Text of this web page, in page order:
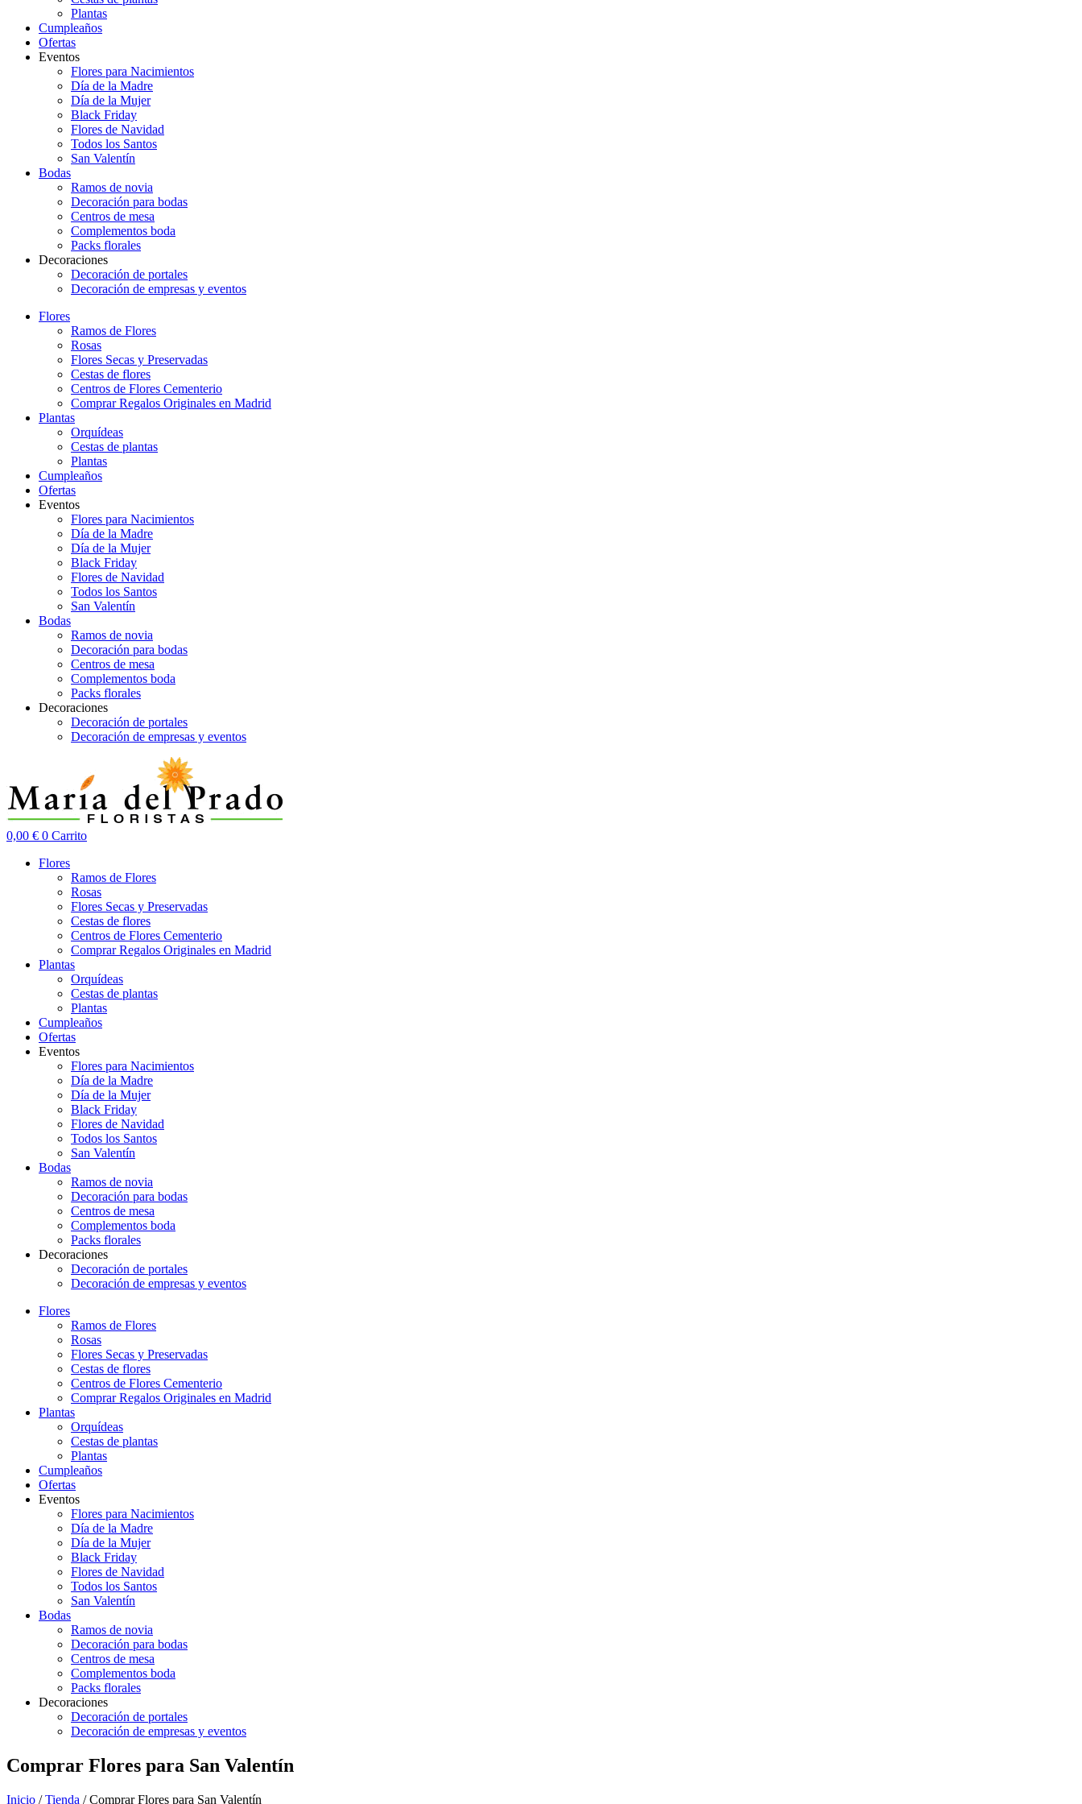
Plantas
Cumpleaños
Ofertas
Eventos
Flores para Nacimientos
Día de la Madre
Día de la Mujer
Black Friday
Flores de Navidad
Todos los Santos
San Valentín
Bodas
Ramos de novia
Decoración para bodas
Centros de mesa
Complementos boda
Packs florales
Decoraciones
Decoración de portales
Decoración de empresas y eventos
Flores
Ramos de Flores
Rosas
Flores Secas y Preservadas
Cestas de flores
Centros de Flores Cementerio
Comprar Regalos Originales en Madrid
Plantas
Orquídeas
Cestas de plantas
Plantas
Cumpleaños
Ofertas
Eventos
Flores para Nacimientos
Día de la Madre
Día de la Mujer
Black Friday
Flores de Navidad
Todos los Santos
San Valentín
Bodas
Ramos de novia
Decoración para bodas
Centros de mesa
Complementos boda
Packs florales
Decoraciones
Decoración de portales
Decoración de empresas y eventos
0,00 € 0 Carrito
Flores
Ramos de Flores
Rosas
Flores Secas y Preservadas
Cestas de flores
Centros de Flores Cementerio
Comprar Regalos Originales en Madrid
Plantas
Orquídeas
Cestas de plantas
Plantas
Cumpleaños
Ofertas
Eventos
Flores para Nacimientos
Día de la Madre
Día de la Mujer
Black Friday
Flores de Navidad
Todos los Santos
San Valentín
Bodas
Ramos de novia
Decoración para bodas
Centros de mesa
Complementos boda
Packs florales
Decoraciones
Decoración de portales
Decoración de empresas y eventos
Flores
Ramos de Flores
Rosas
Flores Secas y Preservadas
Cestas de flores
Centros de Flores Cementerio
Comprar Regalos Originales en Madrid
Plantas
Orquídeas
Cestas de plantas
Plantas
Cumpleaños
Ofertas
Eventos
Flores para Nacimientos
Día de la Madre
Día de la Mujer
Black Friday
Flores de Navidad
Todos los Santos
San Valentín
Bodas
Ramos de novia
Decoración para bodas
Centros de mesa
Complementos boda
Packs florales
Decoraciones
Decoración de portales
Decoración de empresas y eventos
Comprar Flores para San Valentín
Inicio /Tienda / Comprar Flores para San Valentín